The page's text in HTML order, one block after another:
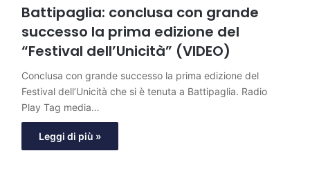
Battipaglia: conclusa con grande
successo la prima edizione del
“Festival dell’Unicità” (VIDEO)
Conclusa con grande successo la prima edizione del
Festival dell’Unicità che si è tenuta a Battipaglia. Radio
Play Tag media…
Leggi di più »